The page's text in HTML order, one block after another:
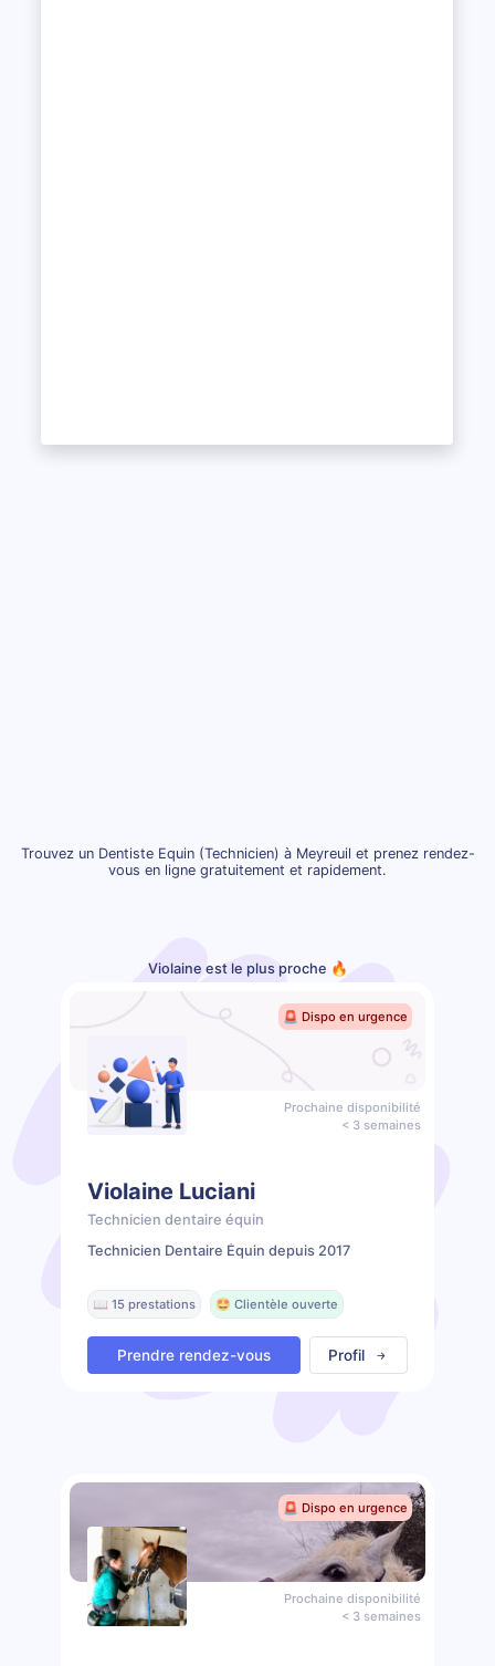
Trouvez un Dentiste Equin (Technicien) à Meyreuil et prenez rendez-
vous en ligne gratuitement et rapidement.
Violaine est le plus proche 🔥
🚨 Dispo en urgence
Prochaine disponibilité
< 3 semaines
Violaine Luciani
Technicien dentaire équin
Technicien Dentaire Équin depuis 2017
📖 15 prestations 🤩 Clientèle ouverte
Prendre rendez-vous Profil
🚨 Dispo en urgence
Prochaine disponibilité
< 3 semaines